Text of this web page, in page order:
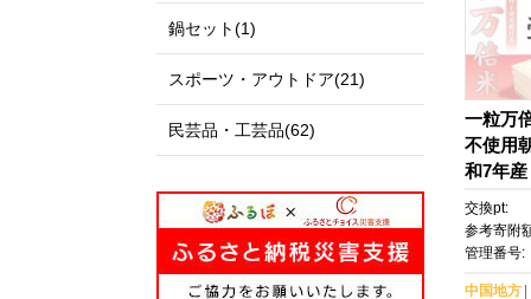
一粒万
不使用
和7年
米 5キ
ず おに
司 お弁
交換pt:
参考寄附
管理番号:
中国地方
鍋セット(1)
スポーツ・アウトドア(21)
民芸品・工芸品(62)